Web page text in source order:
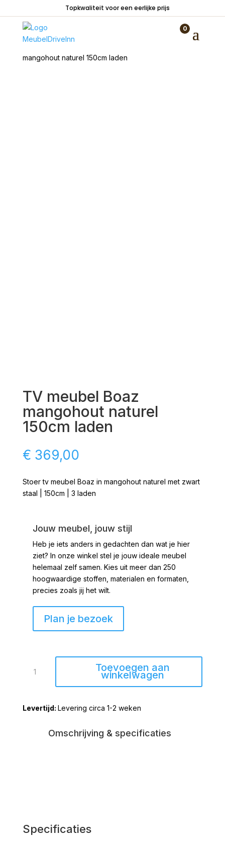
Topkwaliteit voor een eerlijke prijs
0
mangohout naturel 150cm laden
TV meubel Boaz
mangohout naturel
150cm laden
€ 369,00
Stoer tv meubel Boaz in mangohout naturel met zwart
staal | 150cm | 3 laden
Jouw meubel, jouw stijl
Heb je iets anders in gedachten dan wat je hier
ziet? In onze winkel stel je jouw ideale meubel
helemaal zelf samen. Kies uit meer dan 250
hoogwaardige stoffen, materialen en formaten,
precies zoals jij het wilt.
Plan je bezoek
meubel
naturel
Toevoegen aan
winkelwagen
Levering circa 1-2 weken
Omschrijving & specificaties
Specificaties